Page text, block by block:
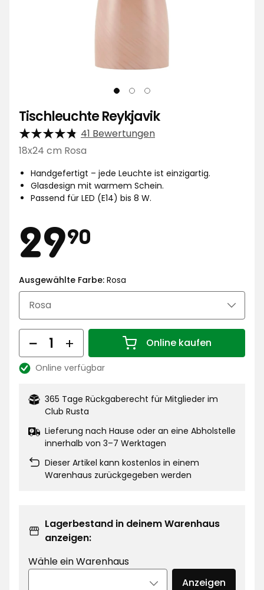
Tischleuchte Reykjavik
41 Bewertungen
18x24 cm Rosa
Handgefertigt – jede Leuchte ist einzigartig.
Glasdesign mit warmem Schein.
Passend für LED (E14) bis 8 W.
Preis
2990
€
Ausgewählte Farbe: Rosa
Menge Online kaufen
Menge 1
Lagerbestand:
Online verfügbar
365 Tage Rückgaberecht für Mitglieder im
Club Rusta
Lieferung nach Hause oder an eine Abholstelle
innerhalb von 3–7 Werktagen
Dieser Artikel kann kostenlos in einem
Warenhaus zurückgegeben werden
Lagerbestand in deinem Warenhaus
anzeigen:
Wähle ein Warenhaus
Anzeigen